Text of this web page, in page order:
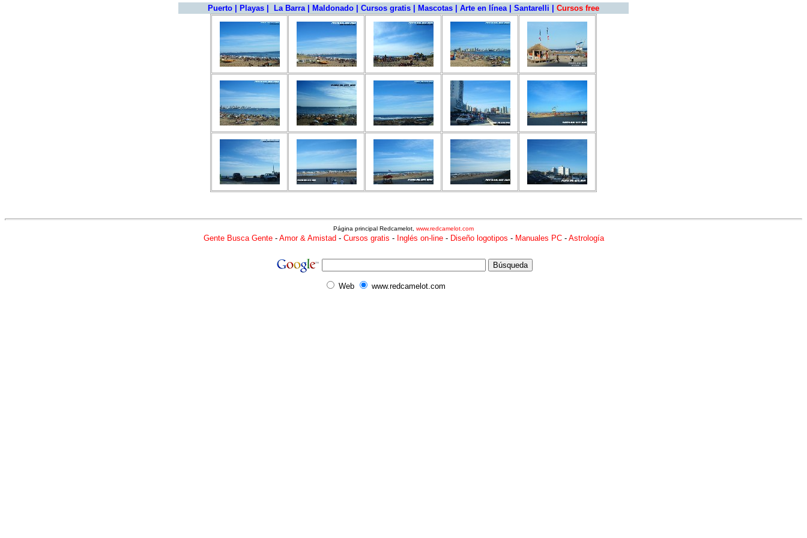
Puerto Playas La Barra| Maldonado Cursos gratis Mascotas Arte en línea| Santarelli Cursos free
Página principal Redcamelot, www.redcamelot.com
Gente Busca Gente- Amor & Amistad - Cursos gratis - Inglés on-line- Diseño logotipos - Manuales PC- Astrología
Web www.redcamelot.com